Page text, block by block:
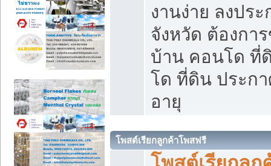
งานง่าย ลงปร
จังหวัด ต้องกา
บ้าน คอนโด ที่
โด ที่ดิน ประก
อายุ
โพสต์เรียกลูกค้าโพสฟรี